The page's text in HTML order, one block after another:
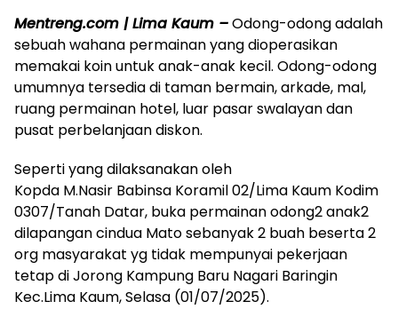
Mentreng.com | Lima Kaum –Odong-odong adalah
sebuah wahana permainan yang dioperasikan
memakai koin untuk anak-anak kecil. Odong-odong
umumnya tersedia di taman bermain, arkade, mal,
ruang permainan hotel, luar pasar swalayan dan
pusat perbelanjaan diskon.
Seperti yang dilaksanakan oleh
Kopda M.Nasir Babinsa Koramil 02/Lima Kaum Kodim
0307/Tanah Datar, buka permainan odong2 anak2
dilapangan cindua Mato sebanyak 2 buah beserta 2
org masyarakat yg tidak mempunyai pekerjaan
tetap di Jorong Kampung Baru Nagari Baringin
Kec.Lima Kaum, Selasa (01/07/2025).